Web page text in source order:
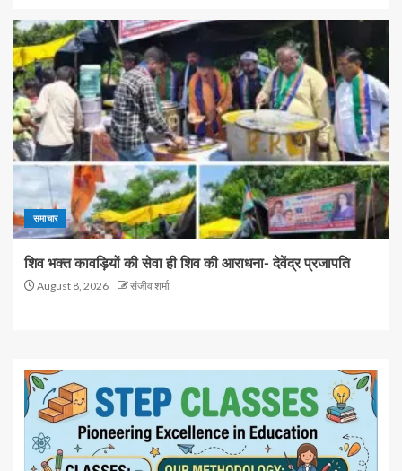
समाचार
शिव भक्त कावड़ियों की सेवा ही शिव की आराधना- देवेंद्र प्रजापति
August 8, 2026 संजीव शर्मा